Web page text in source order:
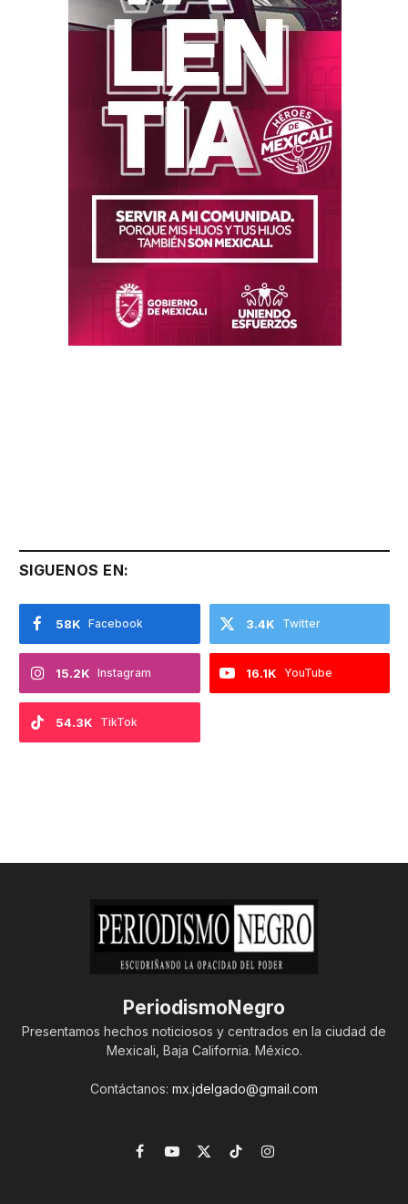
SIGUENOS EN:
Facebook
58K Twitter
3.4K
Instagram
15.2K YouTube
16.1K
TikTok
54.3K
PeriodismoNegro
Presentamos hechos noticiosos y centrados en la ciudad de
Mexicali, Baja California. México.
Contáctanos: mx.jdelgado@gmail.com
Facebook
YouTube
X
TikTokInstagram